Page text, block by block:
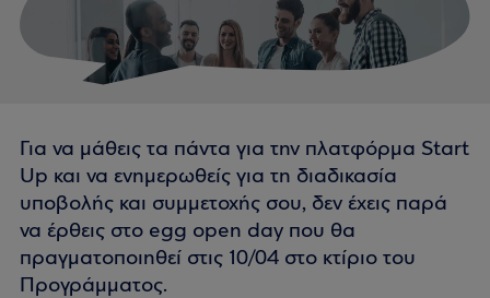
Για να μάθεις τα πάντα για την πλατφόρμα Start
Up και να ενημερωθείς για τη διαδικασία
υποβολής και συμμετοχής σου, δεν έχεις παρά
να έρθεις στο egg open day που θα
πραγματοποιηθεί στις 10/04 στο κτίριο του
Προγράμματος.